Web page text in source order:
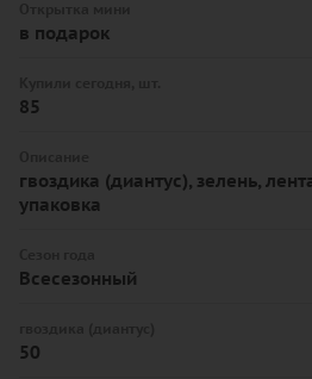
в подарок
85
гвоздика (диантус), зелень,
упаковка
Всесезонный
50